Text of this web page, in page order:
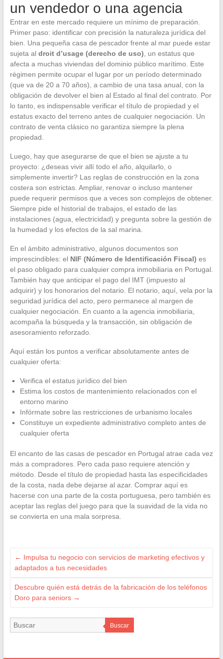
un vendedor o una agencia
Entrar en este mercado requiere un mínimo de preparación.
Primer paso: identificar con precisión la naturaleza jurídica del
bien. Una pequeña casa de pescador frente al mar puede estar
sujeta al droit d’usage (derecho de uso) , un estatus que
afecta a muchas viviendas del dominio público marítimo. Este
régimen permite ocupar el lugar por un período determinado
(que va de 20 a 70 años), a cambio de una tasa anual, con la
obligación de devolver el bien al Estado al final del contrato. Por
lo tanto, es indispensable verificar el título de propiedad y el
estatus exacto del terreno antes de cualquier negociación. Un
contrato de venta clásico no garantiza siempre la plena
propiedad.
Luego, hay que asegurarse de que el bien se ajuste a tu
proyecto: ¿deseas vivir allí todo el año, alquilarlo, o
simplemente invertir? Las reglas de construcción en la zona
costera son estrictas. Ampliar, renovar o incluso mantener
puede requerir permisos que a veces son complejos de obtener.
Siempre pide el historial de trabajos, el estado de las
instalaciones (agua, electricidad) y pregunta sobre la gestión de
la humedad y los efectos de la sal marina.
En el ámbito administrativo, algunos documentos son
imprescindibles: el NIF (Número de Identificación Fiscal) es
el paso obligado para cualquier compra inmobiliaria en Portugal.
También hay que anticipar el pago del IMT (impuesto al
adquirir) y los honorarios del notario. El notario, aquí, vela por la
seguridad jurídica del acto, pero permanece al margen de
cualquier negociación. En cuanto a la agencia inmobiliaria,
acompaña la búsqueda y la transacción, sin obligación de
asesoramiento reforzado.
Aquí están los puntos a verificar absolutamente antes de
cualquier oferta:
Verifica el estatus jurídico del bien
Estima los costos de mantenimiento relacionados con el
entorno marino
Infórmate sobre las restricciones de urbanismo locales
Constituye un expediente administrativo completo antes de
cualquier oferta
El encanto de las casas de pescador en Portugal atrae cada vez
más a compradores. Pero cada paso requiere atención y
método. Desde el título de propiedad hasta las especificidades
de la costa, nada debe dejarse al azar. Comprar aquí es
hacerse con una parte de la costa portuguesa, pero también es
aceptar las reglas del juego para que la suavidad de la vida no
se convierta en una mala sorpresa.
← Impulsa tu negocio con servicios de marketing efectivos y
adaptados a tus necesidades
Descubre quién está detrás de la fabricación de los teléfonos
Doro para seniors →
Buscar